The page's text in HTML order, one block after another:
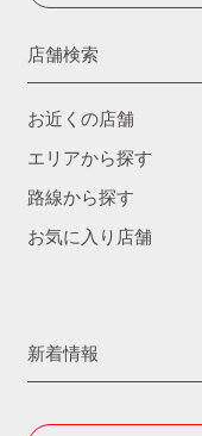
店舗検索
お近くの店舗
エリアから探す
路線から探す
お気に入り店舗
新着情報